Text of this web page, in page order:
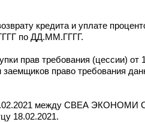
кредита и уплате
по ДД.ММ.ГГГГ.
прав требования (цессии)
право требования
18.02.2021 между СВЕА
18.02.2021.